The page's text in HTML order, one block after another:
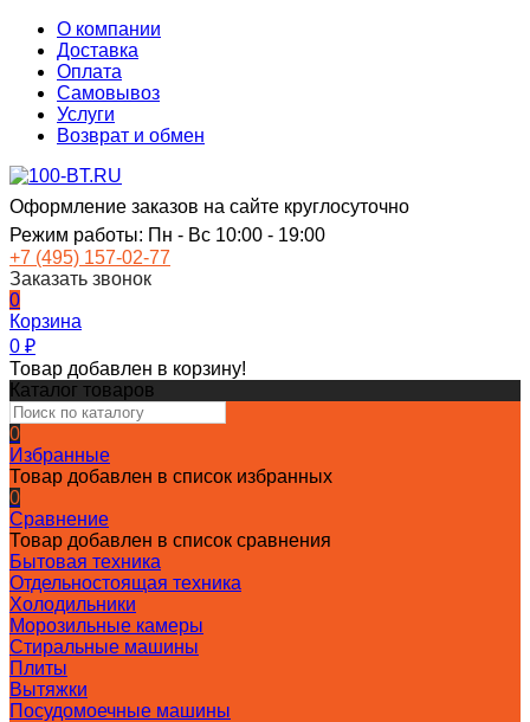
О компании
Доставка
Оплата
Самовывоз
Услуги
Возврат и обмен
Оформление заказов на сайте круглосуточно
Режим работы: Пн - Вс 10:00 - 19:00
+7 (495) 157-02-77
Заказать звонок
0
Корзина
0 ₽
Товар добавлен в корзину!
Каталог товаров
0
Избранные
Товар добавлен в список избранных
0
Сравнение
Товар добавлен в список сравнения
Бытовая техника
Отдельностоящая техника
Холодильники
Морозильные камеры
Стиральные машины
Плиты
Вытяжки
Посудомоечные машины